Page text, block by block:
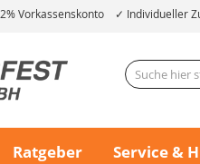
2% Vorkassenskonto Individueller
Ratgeber Service &